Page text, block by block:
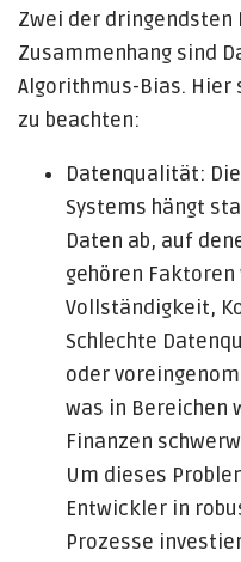
Zwei der dringendsten
Zusammenhang sind
Algorithmus-Bias. Hier
zu beachten:
Datenqualität:
Systems hängt
Daten ab, auf
gehören
Vollständigkeit,
Schlechte
oder
was in Bereichen
Finanzen
Um dieses
Entwickler in
Prozesse